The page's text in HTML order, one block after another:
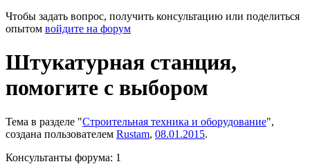
Чтобы задать вопрос, получить консультацию или поделиться
опытом войдите на форум
Штукатурная станция,
помогите с выбором
Тема в разделе "Строительная техника и оборудование",
создана пользователем Rustam, 08.01.2015.
Консультанты форума: 1